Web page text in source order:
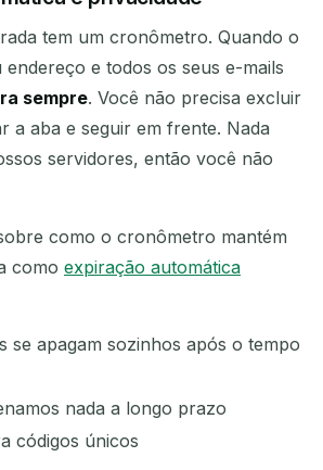
tem um cronômetro. Quando o
e todos os seus e-mails
sempre. Você não precisa excluir
a aba e seguir em frente. Nada
servidores, então você não
como o cronômetro mantém
como expiração automática
se apagam sozinhos após o tempo
nada a longo prazo
códigos únicos